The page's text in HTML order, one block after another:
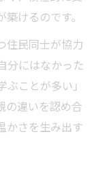
けるのです。
住民同士が協力
分にはなかった
ことが多い」
の違いを認め合
かさを生み出す